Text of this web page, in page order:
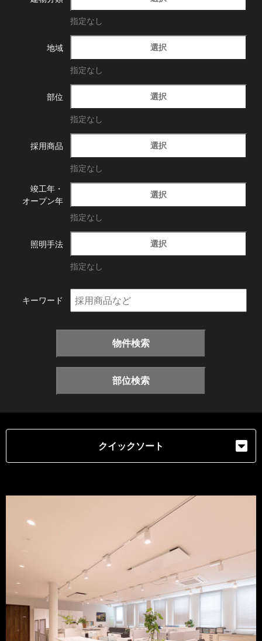
指定なし
地域 選択
指定なし
部位 選択
指定なし
採用商品 選択
指定なし
竣工年・
オープン年
選択
指定なし
照明手法 選択
指定なし
キーワード
物件検索
部位検索
クイックソート